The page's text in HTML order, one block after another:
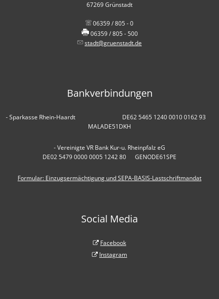
67269 Grünstadt
06359 / 805 - 0
06359 / 805 - 500
stadt@gruenstadt.de
Bankverbindungen
- Sparkasse Rhein-Haardt DE62 5465 1240 0010 0162 93
MALADE51DKH
- Vereinigte VR Bank Kur-u. Rheinpfalz eG
DE02 5479 0000 0005 1242 80 GENODE61SPE
Formular: Einzugsermächtigung und SEPA-BASIS-Lastschriftmandat
Social Media
Facebook
Instagram